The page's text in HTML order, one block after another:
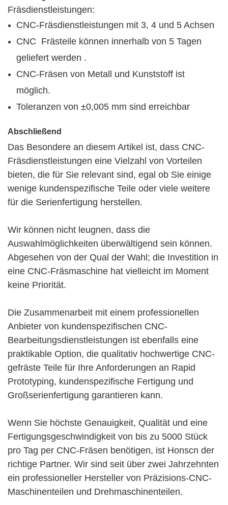
Fräsdienstleistungen:
CNC-Fräsdienstleistungen mit 3, 4 und 5 Achsen
CNC Frästeile können innerhalb von 5 Tagen
geliefert werden .
CNC-Fräsen von Metall und Kunststoff ist
möglich.
Toleranzen von ±0,005 mm sind erreichbar
Abschließend
Das Besondere an diesem Artikel ist, dass CNC-
Fräsdienstleistungen eine Vielzahl von Vorteilen
bieten, die für Sie relevant sind, egal ob Sie einige
wenige kundenspezifische Teile oder viele weitere
für die Serienfertigung herstellen.
Wir können nicht leugnen, dass die
Auswahlmöglichkeiten überwältigend sein können.
Abgesehen von der Qual der Wahl; die Investition in
eine CNC-Fräsmaschine hat vielleicht im Moment
keine Priorität.
Die Zusammenarbeit mit einem professionellen
Anbieter von kundenspezifischen CNC-
Bearbeitungsdienstleistungen ist ebenfalls eine
praktikable Option, die qualitativ hochwertige CNC-
gefräste Teile für Ihre Anforderungen an Rapid
Prototyping, kundenspezifische Fertigung und
Großserienfertigung garantieren kann.
Wenn Sie höchste Genauigkeit, Qualität und eine
Fertigungsgeschwindigkeit von bis zu 5000 Stück
pro Tag per CNC-Fräsen benötigen, ist Honscn der
richtige Partner. Wir sind seit über zwei Jahrzehnten
ein professioneller Hersteller von Präzisions-CNC-
Maschinenteilen und Drehmaschinenteilen.